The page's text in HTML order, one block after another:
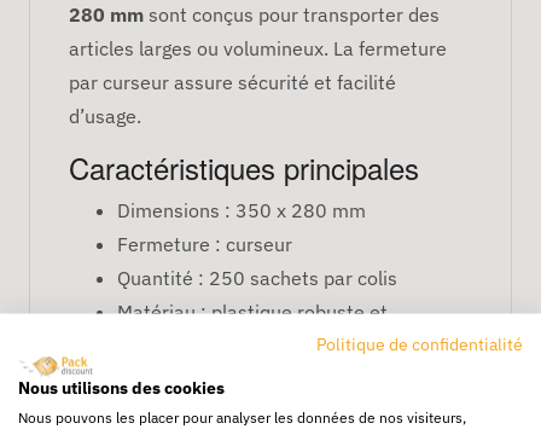
280 mm sont conçus pour transporter des
articles larges ou volumineux. La fermeture
par curseur assure sécurité et facilité
d’usage.
Caractéristiques principales
Dimensions : 350 x 280 mm
Fermeture : curseur
Quantité : 250 sachets par colis
Matériau : plastique robuste et
FAQ
Politique de confidentialité
Nous utilisons des cookies
Nous pouvons les placer pour analyser les données de nos visiteurs,